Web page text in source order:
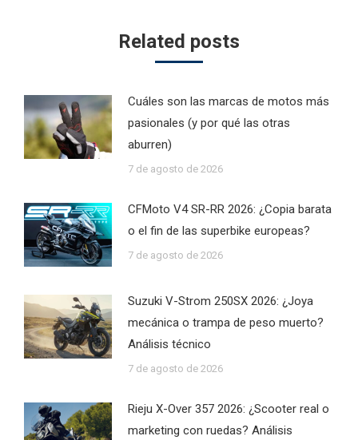
Related posts
Cuáles son las marcas de motos más
pasionales (y por qué las otras
aburren)
7 de agosto de 2026
CFMoto V4 SR-RR 2026: ¿Copia barata
o el fin de las superbike europeas?
7 de agosto de 2026
Suzuki V-Strom 250SX 2026: ¿Joya
mecánica o trampa de peso muerto?
Análisis técnico
7 de agosto de 2026
Rieju X-Over 357 2026: ¿Scooter real o
marketing con ruedas? Análisis